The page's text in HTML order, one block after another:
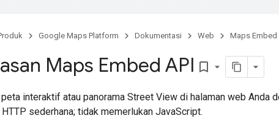
Google Maps Platform Dokumentasi Web Maps Embed
Maps Embed API bookmark_border
interaktif atau panorama Street View di halaman web Anda
sederhana; tidak memerlukan JavaScript.